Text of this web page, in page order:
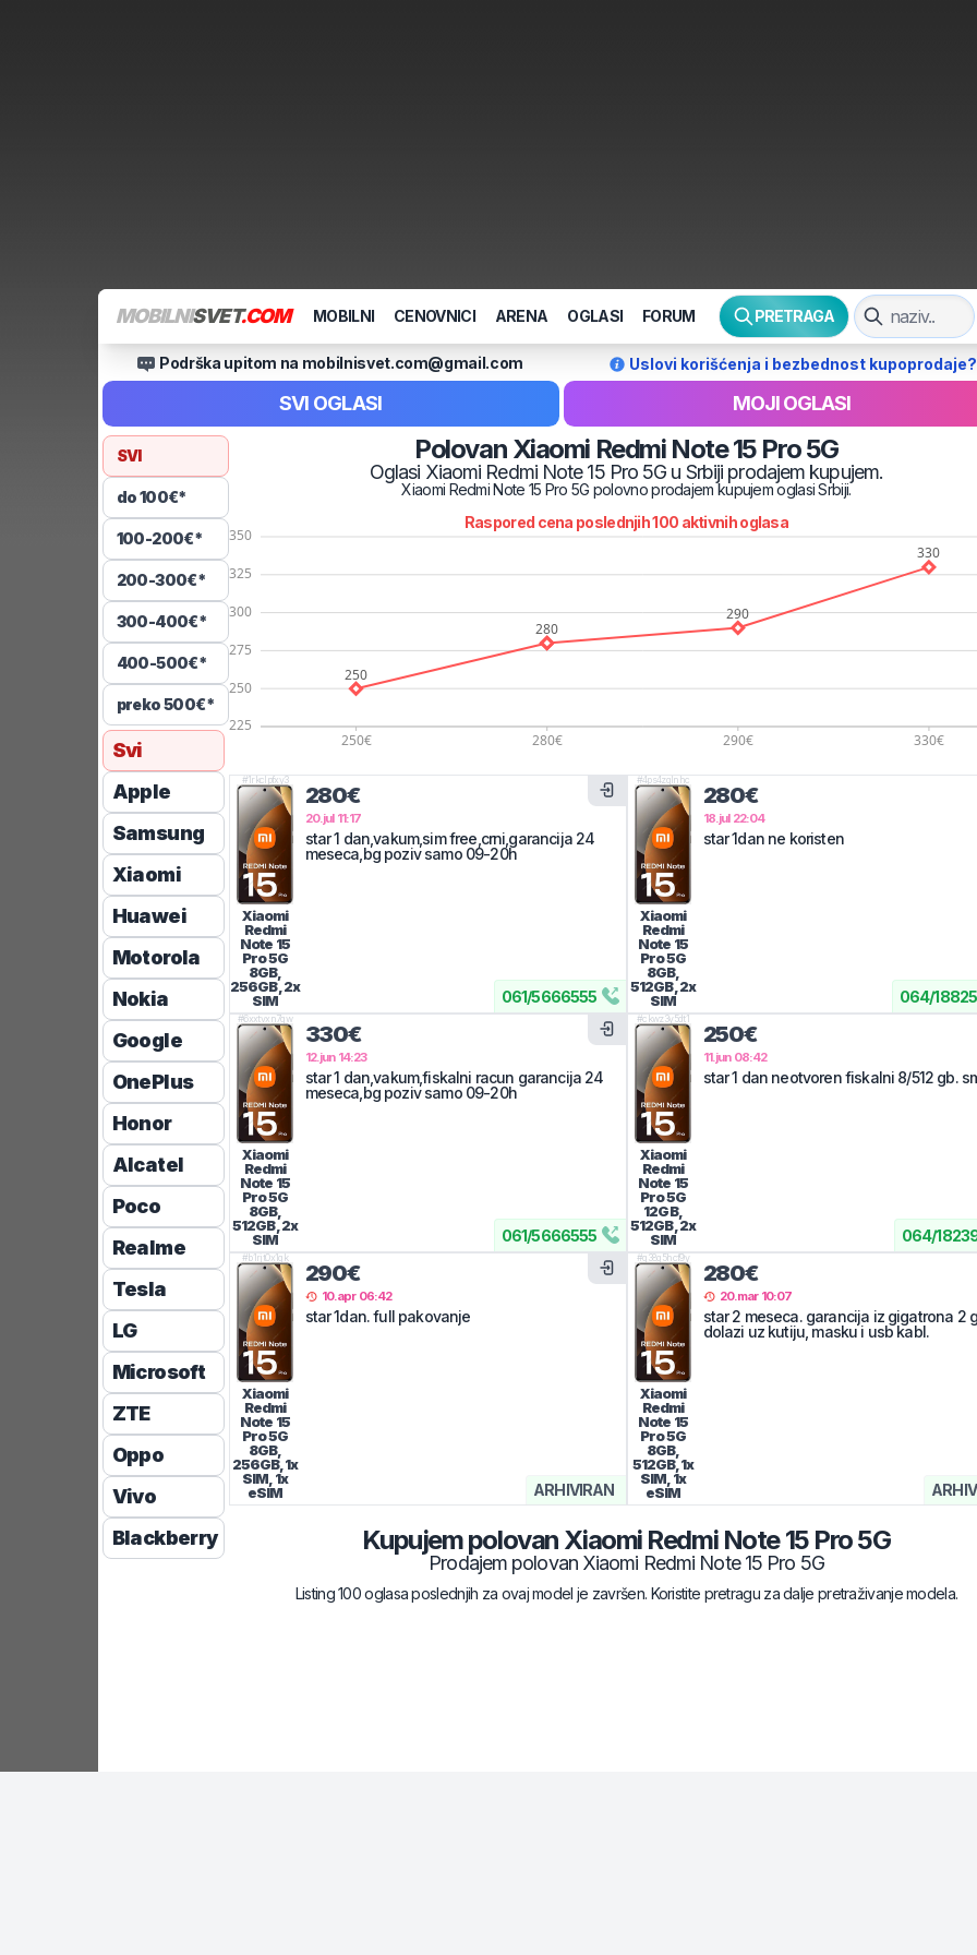
MOBILNISVET.COM MOBILNI CENOVNICI ARENA OGLASI FORUM PRETRAGA
Podrška upitom na mobilnisvet.com@gmail.com Uslovi korišćenja i bezbednost kupoprodaje?
SVI OGLASI MOJI OGLASI
SVI
do 100€*
100-200€*
200-300€*
300-400€*
400-500€*
preko 500€*
Svi
Apple
Samsung
Xiaomi
Huawei
Motorola
Nokia
Google
OnePlus
Honor
Alcatel
Poco
Realme
Tesla
LG
Microsoft
ZTE
Oppo
Vivo
Blackberry
Polovan Xiaomi Redmi Note 15 Pro 5G
Oglasi Xiaomi Redmi Note 15 Pro 5G u Srbiji prodajem kupujem.
Xiaomi Redmi Note 15 Pro 5G polovno prodajem kupujem oglasi Srbiji.
Raspored cena poslednjih100 aktivnih oglasa
061/5666555
#1rkclpfxy3
Xiaomi
Redmi
Note 15
Pro 5G
8GB,
256GB, 2x
SIM
280€
20.jul 11:17
star 1 dan,vakum,sim free,crni,garancija 24
meseca,bg poziv samo 09-20h
064/
#4ps4zqlnhc
Xiaomi
Redmi
Note 15
Pro 5G
8GB,
512GB, 2x
SIM
280€
18.jul 22:04
star 1dan ne koristen
061/5666555
#6xxtvxn7qw
Xiaomi
Redmi
Note 15
Pro 5G
8GB,
512GB, 2x
SIM
330€
12.jun 14:23
star 1 dan,vakum,fiskalni racun garancija 24
meseca,bg poziv samo 09-20h
064/
#ckwz3y5dt1
Xiaomi
Redmi
Note 15
Pro 5G
12GB,
512GB, 2x
SIM
250€
11.jun 08:42
star 1 dan neotvoren fiskalni 8/512 gb.
ARHIVIRAN
#b1rjt0x1gk
Xiaomi
Redmi
Note 15
Pro 5G
8GB,
256GB, 1x
SIM, 1x
eSIM
290€
10.apr 06:42
star 1dan. full pakovanje
#q38g5hcf9y
Xiaomi
Redmi
Note 15
Pro 5G
8GB,
512GB, 1x
SIM, 1x
eSIM
280€
20.mar 10:07
star 2 meseca. garancija iz gigatrona 2
dolazi uz kutiju, masku i usb kabl.
Kupujem polovan Xiaomi Redmi Note 15 Pro 5G
Prodajem polovan Xiaomi Redmi Note 15 Pro 5G
Listing 100 oglasa poslednjih za ovaj model je završen. Koristite pretragu za dalje pretraživanje modela.